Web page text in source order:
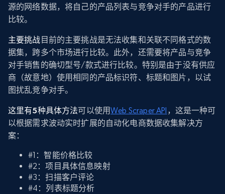
源的网络数据，将自己的产品列表与竞争对手的产品进行
比较。
主要挑战 目前的主要挑战是无法收集和关联不同格式的数
据集，跨多个市场进行比较。此外，还需要将产品与竞争
对手销售的确切型号/款式进行比较。特别是由于没有供应
商（故意地）使用相同的产品标识符、标题和图片，以试
图扰乱竞争对手。
这里有5种具体方法可以使用Web Scraper API ，这是一种可
以根据需求波动实时扩展的自动化电商数据收集解决方
案：
#1：智能价格比较
#2：项目具体信息映射
#3：扫描客户评论
#4：列表标题分析